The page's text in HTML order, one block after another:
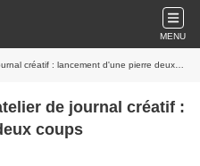
MENU
créatif : lancement d'une pierre deux coups
de journal créatif :
coups